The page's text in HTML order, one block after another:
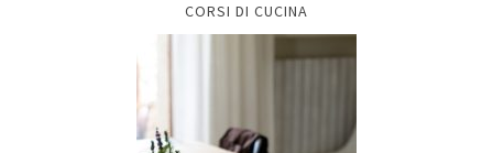
CORSI DI CUCINA